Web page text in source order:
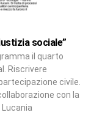
sociale”
il quarto
Riscrivere
civile.
con la
Lucania